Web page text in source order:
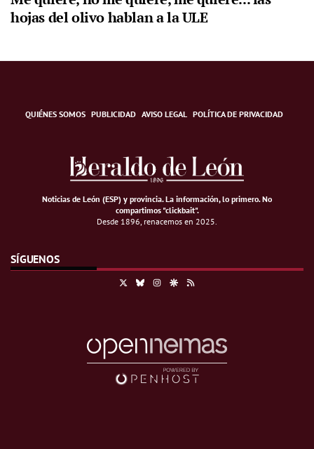
hojas del olivo hablan a la ULE
QUIÉNES SOMOS PUBLICIDAD AVISO LEGAL POLÍTICA DE PRIVACIDAD
Noticias de León (ESP) y provincia. La información, lo primero.No
compartimos "clickbait".
Desde 1896, renacemos en 2025.
SÍGUENOS
BlueskyInstagramGoogle Discover